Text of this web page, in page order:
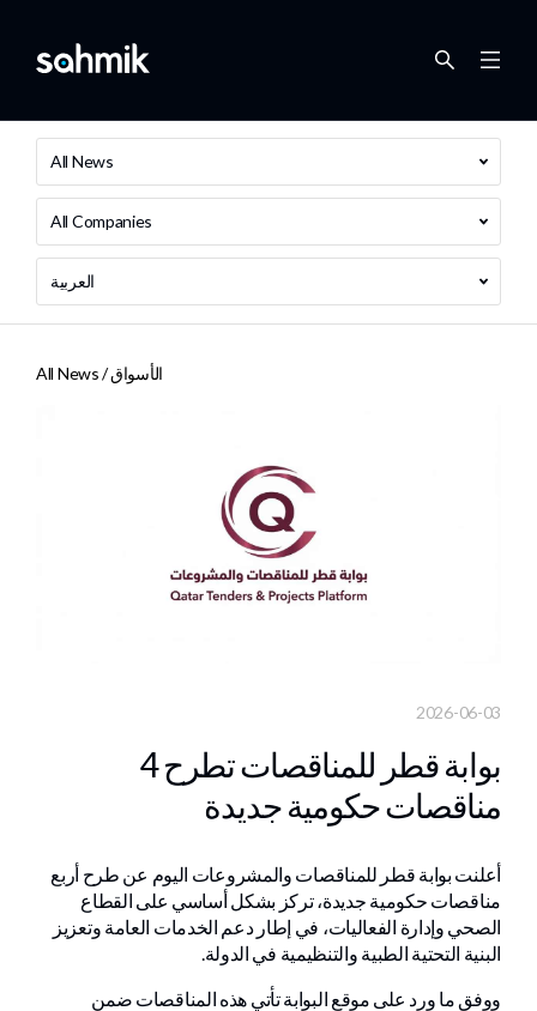
All News
All Companies
العربية
All News /الأسواق
2026-06-03
بوابة قطر للمناقصات تطرح 4
مناقصات حكومية جديدة
أعلنت بوابة قطر للمناقصات والمشروعات اليوم عن طرح أربع
مناقصات حكومية جديدة، تركز بشكل أساسي على القطاع
الصحي وإدارة الفعاليات، في إطار دعم الخدمات العامة وتعزيز
البنية التحتية الطبية والتنظيمية في الدولة.
ووفق ما ورد على موقع البوابة تأتي هذه المناقصات ضمن